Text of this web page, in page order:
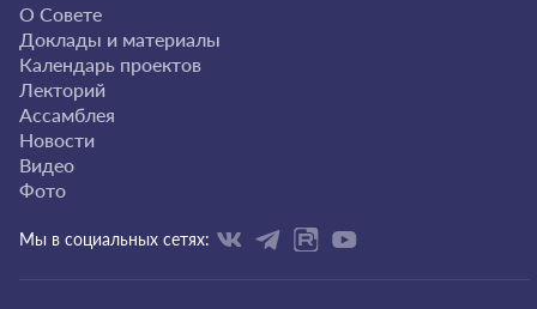
О Совете
Доклады и материалы
Календарь проектов
Лекторий
Ассамблея
Новости
Видео
Фото
Мы в социальных сетях: